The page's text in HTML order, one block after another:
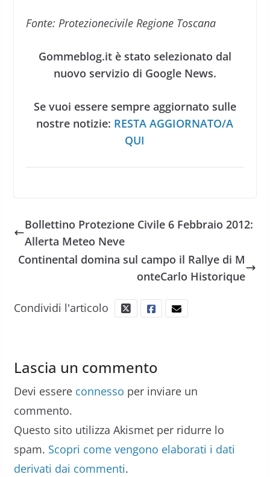
Fonte: Protezionecivile Regione Toscana
Gommeblog.it è stato selezionato dal
nuovo servizio di Google News.
Se vuoi essere sempre aggiornato sulle
nostre notizie: RESTA AGGIORNATO/A
QUI
Bollettino Protezione Civile 6 Febbraio 2012:
Allerta Meteo Neve
Continental domina sul campo il Rallye di M
onteCarlo Historique
Condividi l'articolo
Lascia un commento
Devi essere connesso per inviare un
commento.
Questo sito utilizza Akismet per ridurre lo
spam. Scopri come vengono elaborati i dati
derivati dai commenti.